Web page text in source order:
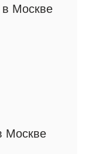
Москве
Москве